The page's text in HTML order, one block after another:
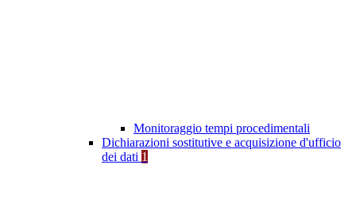
Monitoraggio tempi procedimentali
Dichiarazioni sostitutive e acquisizione d'ufficio
dei dati 1